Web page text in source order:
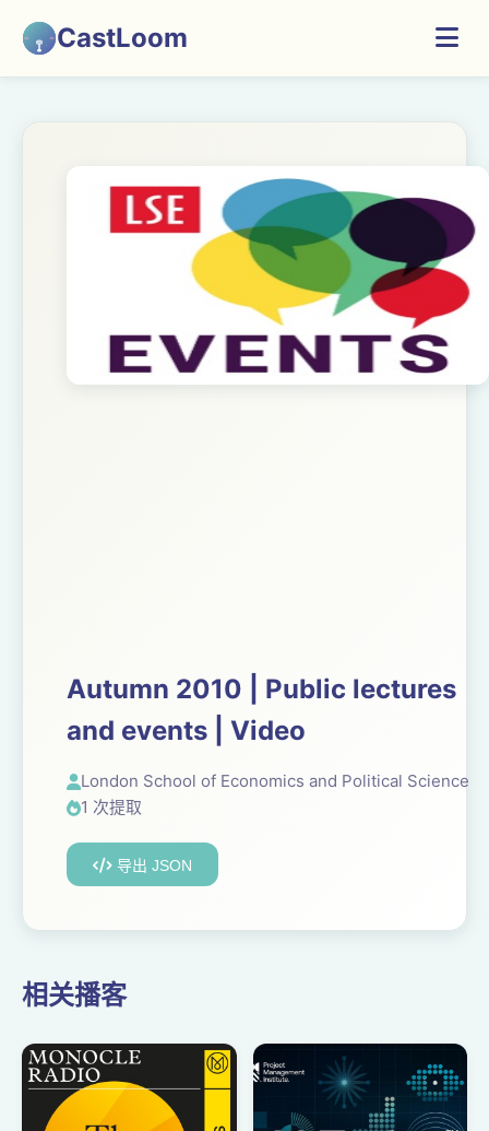
CastLoom
Autumn 2010 | Public lectures
and events | Video
London School of Economics and Political Science
1 次提取
导出 JSON
相关播客